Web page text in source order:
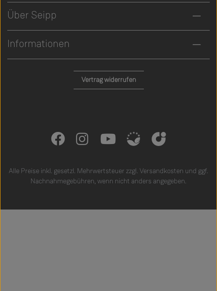
Über Seipp
Informationen
Vertrag widerrufen
Alle Preise inkl. gesetzl. Mehrwertsteuer zzgl. Versandkosten und ggf.
Nachnahmegebühren, wenn nicht anders angegeben.